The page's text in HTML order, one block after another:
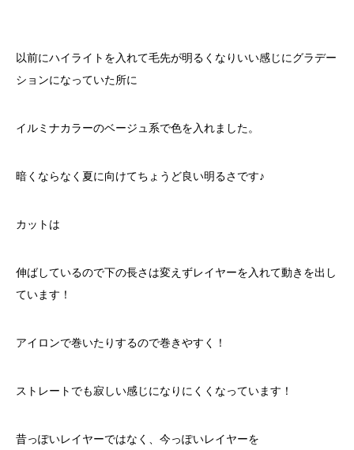
以前にハイライトを入れて毛先が明るくなりいい感じにグラデー
ションになっていた所に
イルミナカラーのベージュ系で色を入れました。
暗くならなく夏に向けてちょうど良い明るさです♪
カットは
伸ばしているので下の長さは変えずレイヤーを入れて動きを出し
ています！
アイロンで巻いたりするので巻きやすく！
ストレートでも寂しい感じになりにくくなっています！
昔っぽいレイヤーではなく、今っぽいレイヤーを